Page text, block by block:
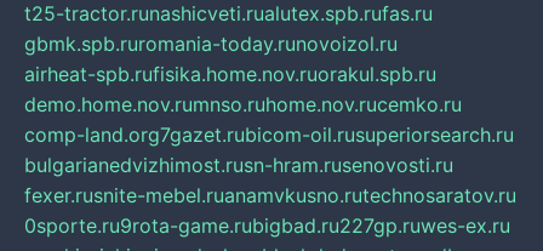
t25-tractor.runashicveti.rualutex.spb.rufas.ru
gbmk.spb.ruromania-today.runovoizol.ru
airheat-spb.rufisika.home.nov.ruorakul.spb.ru
demo.home.nov.rumnso.ruhome.nov.rucemko.ru
comp-land.org7gazet.rubicom-oil.rusuperiorsearch.ru
bulgarianedvizhimost.rusn-hram.rusenovosti.ru
fexer.rusnite-mebel.ruanamvkusno.rutechnosaratov.ru
0sporte.ru9rota-game.rubigbad.ru227gp.ruwes-ex.ru